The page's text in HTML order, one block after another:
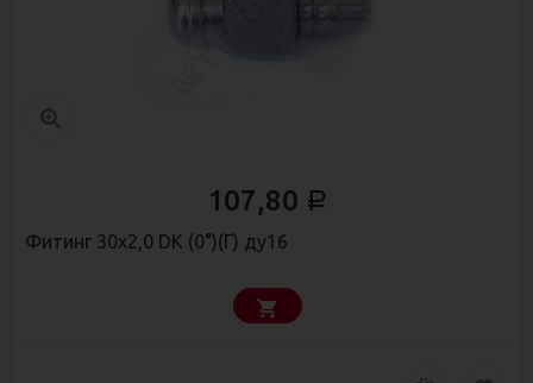
107,80 Р
Фитинг 30х2,0 DK (0°)(Г) ду16